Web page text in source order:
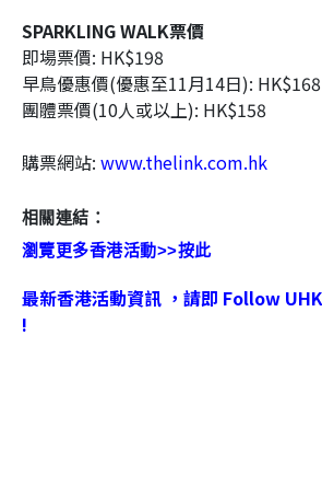
SPARKLING WALK票價
即場票價: HK$198
早鳥優惠價(優惠至11月14日): HK$168
團體票價(10人或以上): HK$158
購票網站: www.thelink.com.hk
相關連結：
瀏覽更多香港活動>>按此
最新香港活動資訊 ，請即 Follow
!